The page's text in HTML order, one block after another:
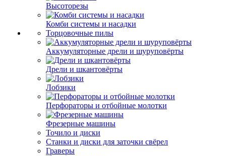
Высоторезы
Комби системы и насадки
Торцовочные пилы
Аккумуляторные дрели и шуруповёрты
Дрели и шкантовёрты
Лобзики
Перфораторы и отбойные молотки
Фрезерные машины
Точило и диски
Станки и диски для заточки свёрел
Граверы